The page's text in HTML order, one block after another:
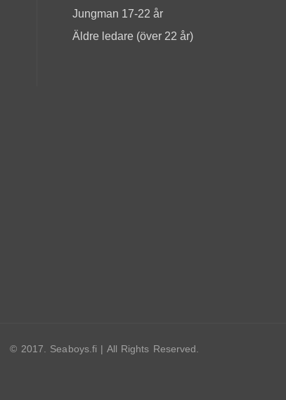
Jungman 17-22 år
Äldre ledare (över 22 år)
© 2017. Seaboys.fi | All Rights Reserved.